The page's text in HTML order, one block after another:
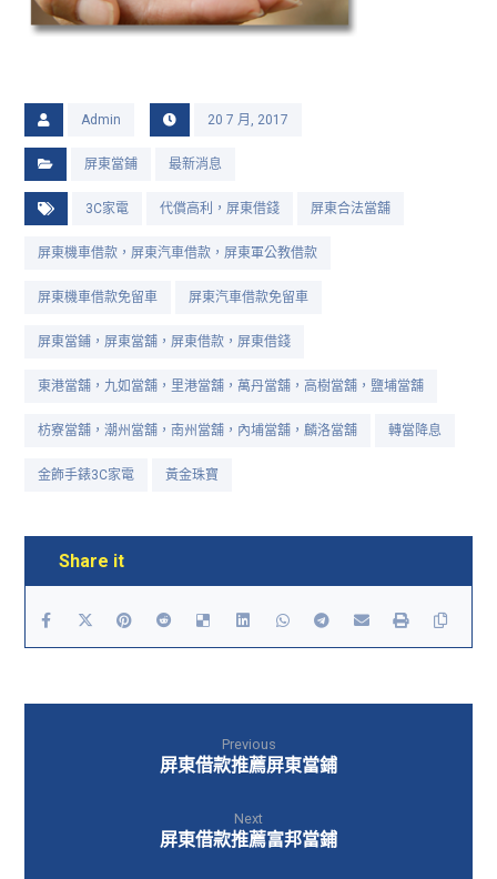
Admin 20 7 月, 2017
屏東當鋪 最新消息
3C家電 代償高利，屏東借錢 屏東合法當舖
屏東機車借款，屏東汽車借款，屏東軍公教借款
屏東機車借款免留車 屏東汽車借款免留車
屏東當鋪，屏東當舖，屏東借款，屏東借錢
東港當舖，九如當舖，里港當舖，萬丹當舖，高樹當舖，鹽埔當舖
枋寮當舖，潮州當舖，南州當舖，內埔當舖，麟洛當舖 轉當降息
金飾手錶3C家電 黃金珠寶
Previous
屏東借款推薦屏東當鋪
Next
屏東借款推薦富邦當鋪